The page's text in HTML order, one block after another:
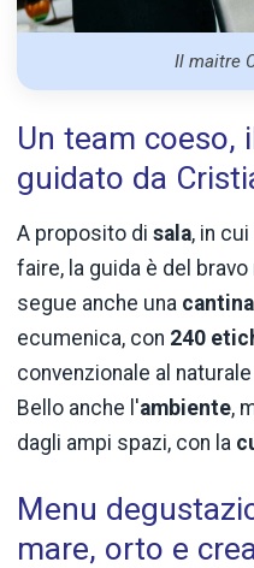
Il maitre
Un team coeso,
guidato da
A proposito di sala, in
faire, la guida è del bravo
segue anche una cantina
ecumenica, con 240
convenzionale al
Bello anche l'ambiente,
dagli ampi spazi, con la
Menu
mare, orto e